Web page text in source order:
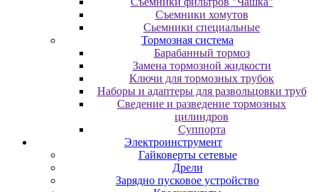
Съемники хомутов
Сьемники специальные
Тормозная система
Барабанный тормоз
Замена тормозной жидкости
Ключи для тормозных трубок
Наборы и адаптеры для развольцовки труб
Сведение и разведение тормозных
цилиндров
Суппорта
Электроинструмент
Гайковерты сетевые
Дрели
Зарядно пусковое устройство